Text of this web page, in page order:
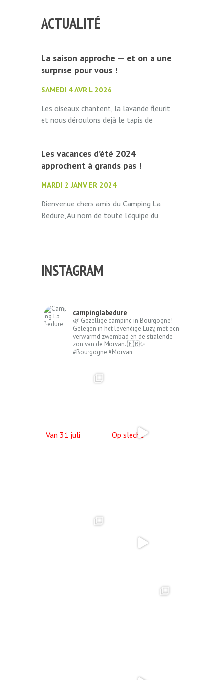
ACTUALITÉ
La saison approche — et on a une
surprise pour vous !
SAMEDI 4 AVRIL 2026
Les oiseaux chantent, la lavande fleurit
et nous déroulons déjà le tapis de
Les vacances d’été 2024
approchent à grands pas !
MARDI 2 JANVIER 2024
Bienvenue chers amis du Camping La
Bedure, Au nom de toute l’équipe du
INSTAGRAM
campinglabedure
🌿 Gezellige camping in Bourgogne!
Gelegen in het levendige Luzy, met een
verwarmd zwembad en de stralende
zon van de Morvan. 🇫🇷✨
#Bourgogne #Morvan
Van 31 juli Op slecht